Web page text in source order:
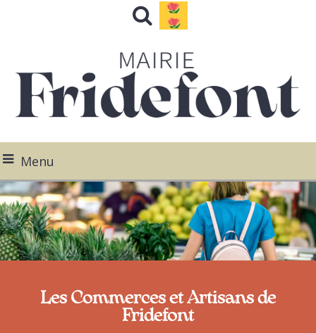
Menu
Les Commerces et Artisans de
Fridefont